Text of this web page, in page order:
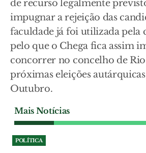
de recurso legalmente
impugnar a rejeição das
faculdade já foi utilizada pela
pelo que o Chega fica assim
concorrer no concelho de
próximas eleições autárquicas
Outubro.
Mais Notícias
POLÍTICA